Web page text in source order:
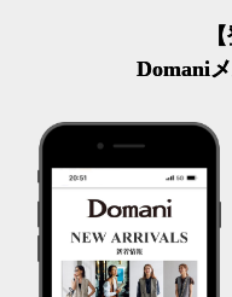
Domani